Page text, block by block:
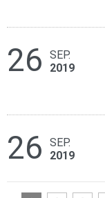
26
SEP.
2019
26
SEP.
2019